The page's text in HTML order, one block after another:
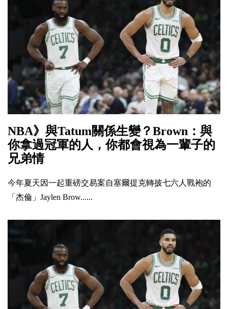
NBA》與Tatum關係生變？Brown：與
你拿過冠軍的人，你都會視為一輩子的
兄弟情
今年夏天因一起重磅交易案自塞爾提克轉披七六人戰袍的
「杰倫」Jaylen Brow......